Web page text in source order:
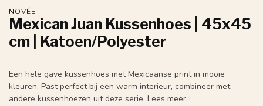
NOVÉE
Mexican Juan Kussenhoes | 45x45
cm | Katoen/Polyester
Een hele gave kussenhoes met Mexicaanse print in mooie
kleuren. Past perfect bij een warm interieur, combineer met
andere kussenhoezen uit deze serie. Lees meer.